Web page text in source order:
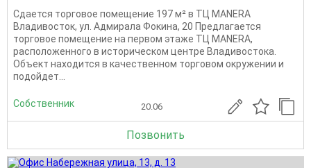
Сдается торговое помещение 197 м² в ТЦ MANERA
Владивосток, ул. Адмирала Фокина, 20 Предлагается
торговое помещение на первом этаже ТЦ MANERA,
расположенного в историческом центре Владивостока.
Объект находится в качественном торговом окружении и
подойдет...
Собственник 20.06
Позвонить